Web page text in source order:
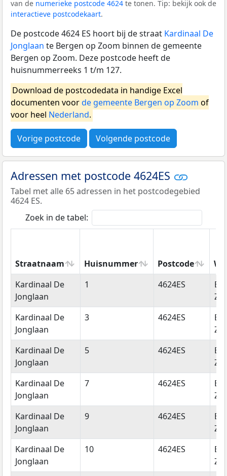
van de numerieke postcode 4624 te tonen. Tip: bekijk ook de
interactieve postcodekaart.
De postcode 4624 ES hoort bij de straat Kardinaal De
Jonglaan te Bergen op Zoom binnen de gemeente
Bergen op Zoom. Deze postcode heeft de
huisnummerreeks 1 t/m 127.
Download de postcodedata in handige Excel
documenten voorde gemeente Bergen op Zoom of
voor heel Nederland.
Vorige postcode Volgende postcode
Adressen met postcode 4624ES
Tabel met alle 65 adressen in het postcodegebied
4624 ES.
Zoek in de tabel:
Straatnaam Huisnummer Postcode
Straatnaam
Huisnummer Postcode
Kardinaal De
Jonglaan
1 4624ES
Kardinaal De
Jonglaan
3 4624ES
Kardinaal De
Jonglaan
5 4624ES
Kardinaal De
Jonglaan
7 4624ES
Kardinaal De
Jonglaan
9 4624ES
Kardinaal De
Jonglaan
10 4624ES